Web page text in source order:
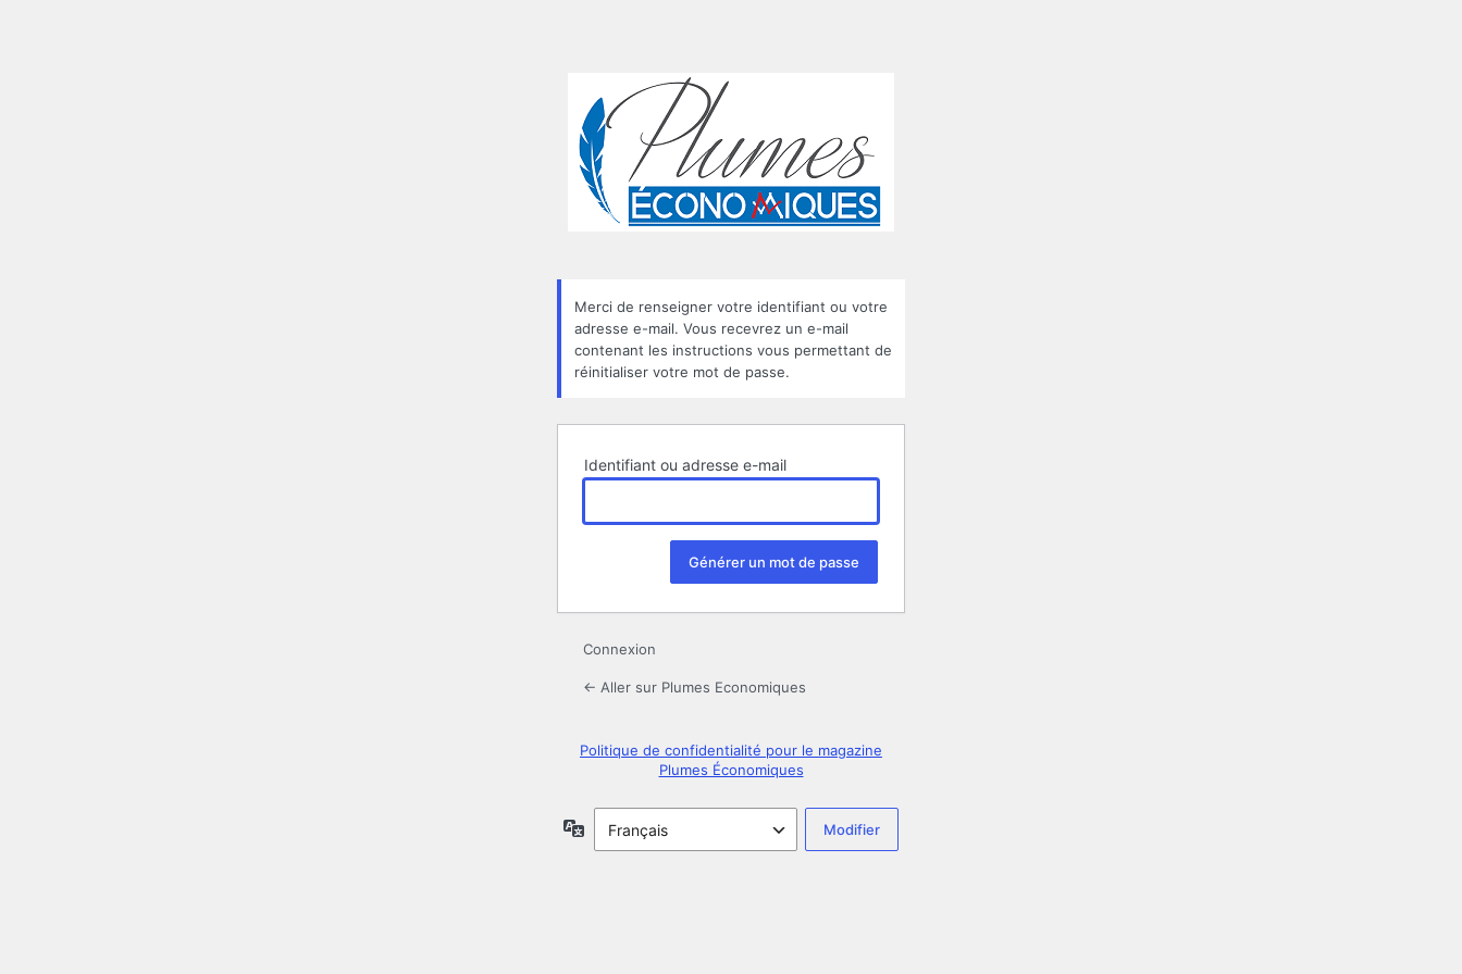
Merci de renseigner votre identifiant ou votre
adresse e-mail. Vous recevrez un e-mail
contenant les instructions vous permettant de
réinitialiser votre mot de passe.
Identifiant ou adresse e-mail
Connexion
← Aller sur Plumes Economiques
Politique de confidentialité pour le magazine
Plumes Économiques
Langue